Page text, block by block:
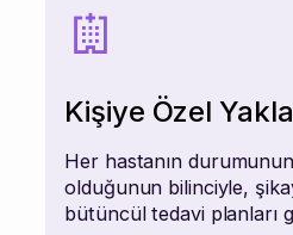
Kişiye Özel
Her hastanın
olduğunun bilinciyle,
bütüncül tedavi planları